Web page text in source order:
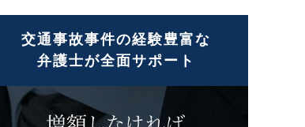
交通事故事件の経験豊富な
弁護士が全面サポート